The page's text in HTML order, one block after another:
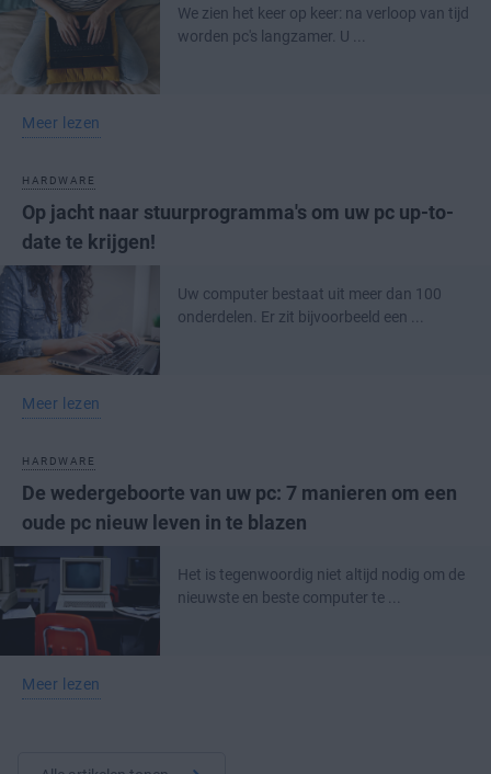
We zien het keer op keer: na verloop van tijd
worden pc's langzamer. U ...
Meer lezen
HARDWARE
Op jacht naar stuurprogramma's om uw pc up-to-
date te krijgen!
Uw computer bestaat uit meer dan 100
onderdelen. Er zit bijvoorbeeld een ...
Meer lezen
HARDWARE
De wedergeboorte van uw pc: 7 manieren om een
oude pc nieuw leven in te blazen
Het is tegenwoordig niet altijd nodig om de
nieuwste en beste computer te ...
Meer lezen